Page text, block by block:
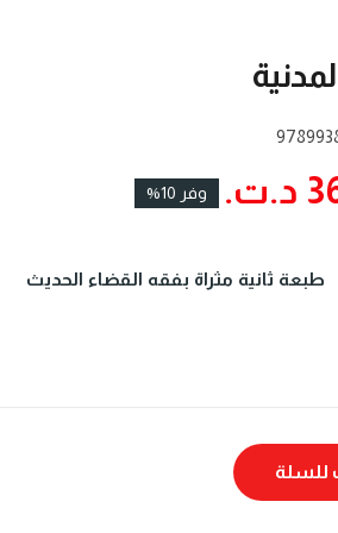
وفر 10%
طبعة ثانية مثراة بفقه القضاء الحديث
للسلة